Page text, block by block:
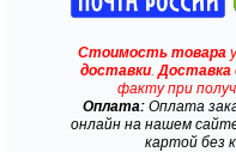
Стоимость товара
доставки .Доставка
факту при
Оплата: Оплата
онлайн на нашем
картой без